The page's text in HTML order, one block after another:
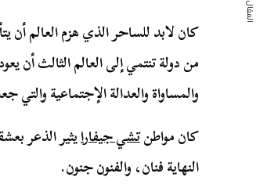
كان لابد للساحر الذي هزم العالم أن
من دولة تنتمي إلى العالم الثالث
والمساواة والعدالة الإجتماعية
كان مواطنتشي جيفارايثير الذعر
النهاية فنان، والفنون جنون.